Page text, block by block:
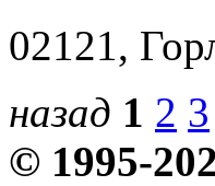
02121,
назад 1 2 3
© 1995-